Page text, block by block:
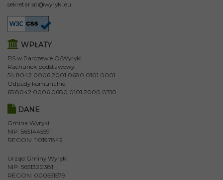
sekretariat@wyryki.eu
WPŁATY
BS w Parczewie O/Wyryki
Rachunek podstawowy:
54 8042 0006 2001 0680 0101 0001
Odpady komunalne:
65 8042 0006 0680 0101 2000 0310
DANE
Gmina Wyryki
NIP: 5651445591
REGON: 110197842
Urząd Gminy Wyryki
NIP: 5651320381
REGON: 000551579